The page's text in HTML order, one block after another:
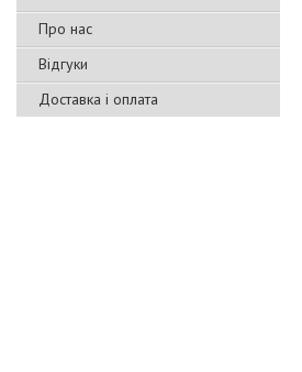
Про нас
Відгуки
Доставка і оплата